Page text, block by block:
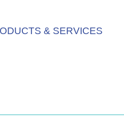
& SERVICES